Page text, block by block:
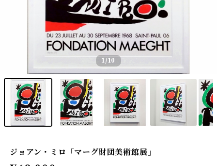
1/10
ジョアン・ミロ「マーグ財団美術館展」